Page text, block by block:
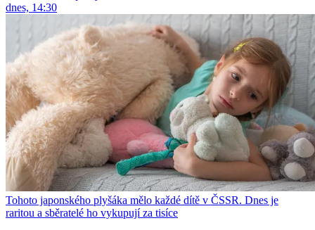
dnes, 14:30
Tohoto japonského plyšáka mělo každé dítě v ČSSR. Dnes je
raritou a sběratelé ho vykupují za tisíce